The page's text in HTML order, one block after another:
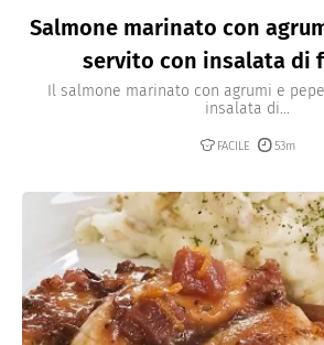
Salmone marinato con
servito con insalata di
Il salmone marinato con agrumi e
insalata di...
FACILE 53m